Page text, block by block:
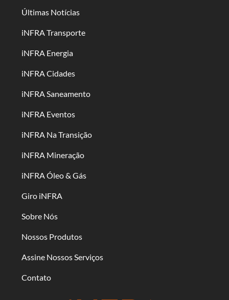
Últimas Notícias
iNFRA Transporte
iNFRA Energia
iNFRA Cidades
iNFRA Saneamento
iNFRA Eventos
iNFRA Na Transição
iNFRA Mineração
iNFRA Óleo & Gás
Giro iNFRA
Sobre Nós
Nossos Produtos
Assine Nossos Serviços
Contato